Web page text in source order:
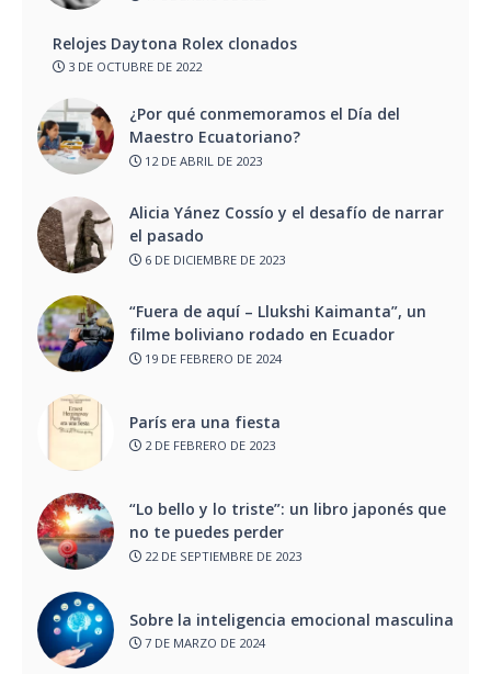
Relojes Daytona Rolex clonados
3 DE OCTUBRE DE 2022
¿Por qué conmemoramos el Día del
Maestro Ecuatoriano?
12 DE ABRIL DE 2023
Alicia Yánez Cossío y el desafío de narrar
el pasado
6 DE DICIEMBRE DE 2023
“Fuera de aquí – Llukshi Kaimanta”, un
filme boliviano rodado en Ecuador
19 DE FEBRERO DE 2024
París era una fiesta
2 DE FEBRERO DE 2023
“Lo bello y lo triste”: un libro japonés que
no te puedes perder
22 DE SEPTIEMBRE DE 2023
Sobre la inteligencia emocional masculina
7 DE MARZO DE 2024